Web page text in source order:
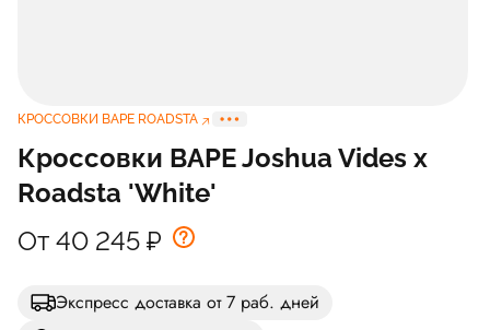
КРОССОВКИ BAPE ROADSTA
Кроссовки BAPE Joshua Vides x
Roadsta 'White'
От 40 245 ₽
Экспресс доставка от 7 раб. дней